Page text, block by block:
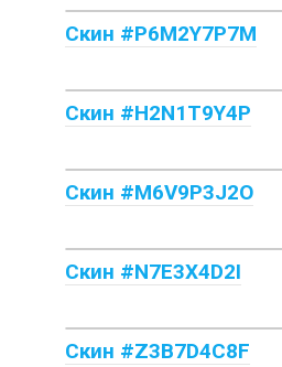
Скин #P6M2Y7P7M
Скин #H2N1T9Y4P
Скин #M6V9P3J2O
Скин #N7E3X4D2I
Скин #Z3B7D4C8F